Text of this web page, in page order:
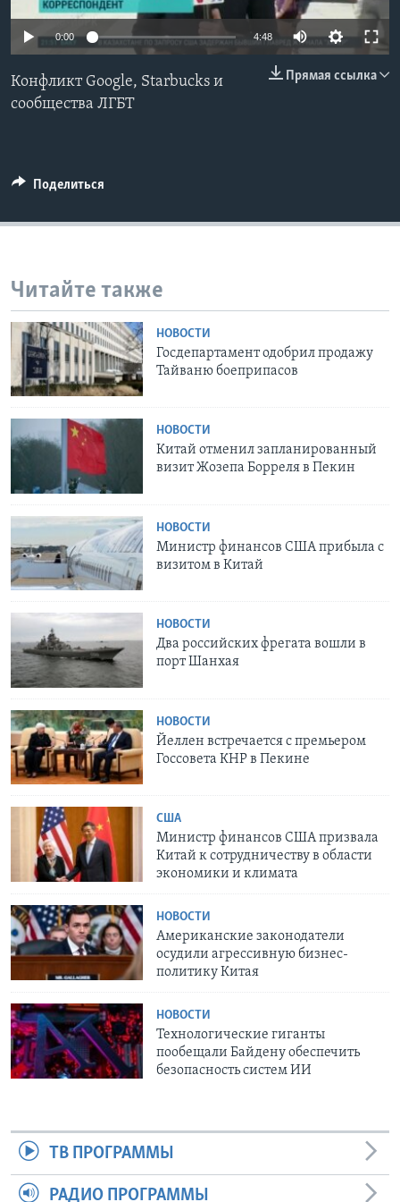
Learning English
СОЦИАЛЬНЫЕ СЕТИ
0:00 4:48
Прямая ссылка
Конфликт Google, Starbucks и
сообщества ЛГБТ
Поделиться
Читайте также
НОВОСТИ
Госдепартамент одобрил продажу
Тайваню боеприпасов
НОВОСТИ
Китай отменил запланированный
визит Жозепа Борреля в Пекин
НОВОСТИ
Министр финансов США прибыла с
визитом в Китай
НОВОСТИ
Два российских фрегата вошли в
порт Шанхая
НОВОСТИ
Йеллен встречается с премьером
Госсовета КНР в Пекине
США
Министр финансов США призвала
Китай к сотрудничеству в области
экономики и климата
НОВОСТИ
Американские законодатели
осудили агрессивную бизнес-
политику Китая
НОВОСТИ
Технологические гиганты
пообещали Байдену обеспечить
безопасность систем ИИ
ТВ ПРОГРАММЫ
РАДИО ПРОГРАММЫ